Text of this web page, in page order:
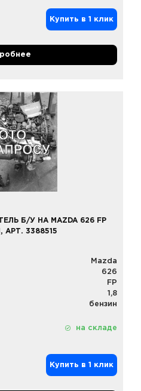
Купить в 1 клик
Б/У НА MAZDA 626 FP
АРТ. 3388515
Mazda
626
FP
1,8
бензин
на складе
Купить в 1 клик